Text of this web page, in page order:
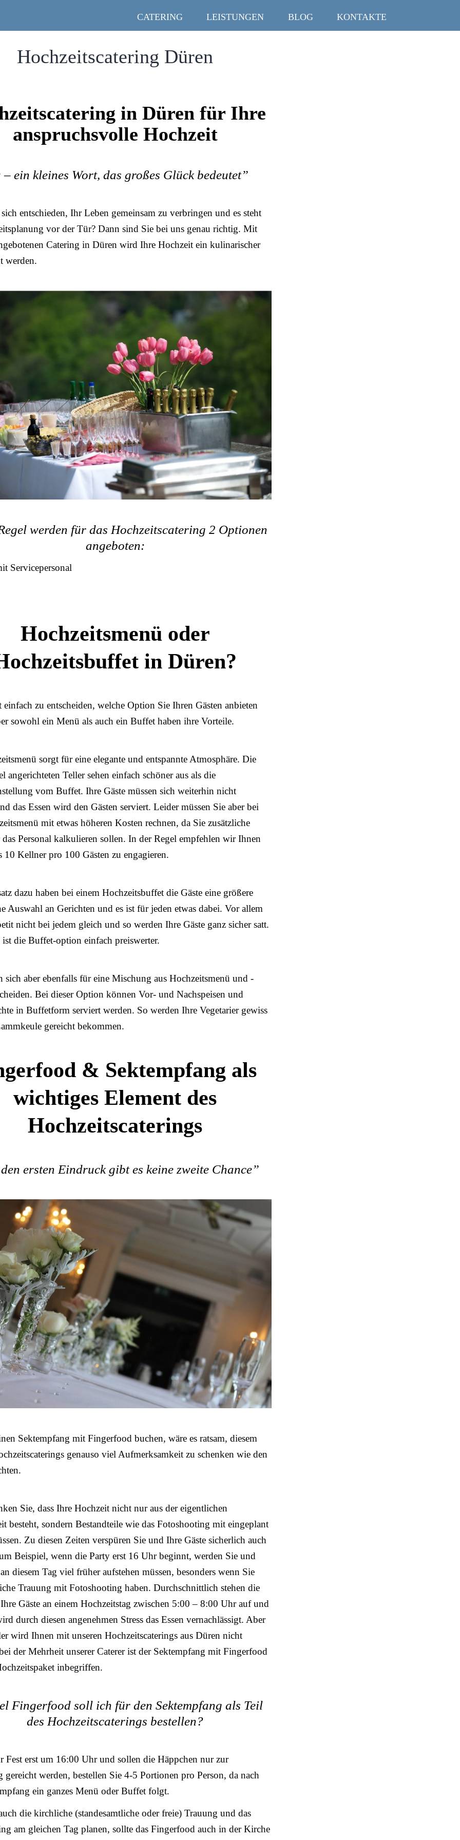
CATERING LEISTUNGEN BLOG KONTAKTE
Hochzeitscatering Düren
in Düren für Ihre
anspruchsvolle Hochzeit
– ein kleines Wort, das großes Glück bedeutet”
entschieden, Ihr Leben gemeinsam zu verbringen und es steht
vor der Tür? Dann sind Sie bei uns genau richtig. Mit
Catering in Düren wird Ihre Hochzeit ein kulinarischer
werden.
werden für das Hochzeitscatering 2 Optionen
angeboten:
Servicepersonal
Hochzeitsmenü oder
in Düren?
einfach zu entscheiden, welche Option Sie Ihren Gästen anbieten
sowohl ein Menü als auch ein Buffet haben ihre Vorteile.
sorgt für eine elegante und entspannte Atmosphäre. Die
angerichteten Teller sehen einfach schöner aus als die
vom Buffet. Ihre Gäste müssen sich weiterhin nicht
das Essen wird den Gästen serviert. Leider müssen Sie aber bei
mit etwas höheren Kosten rechnen, da Sie zusätzliche
Personal kalkulieren sollen. In der Regel empfehlen wir Ihnen
10 Kellner pro 100 Gästen zu engagieren.
dazu haben bei einem Hochzeitsbuffet die Gäste eine größere
Auswahl an Gerichten und es ist für jeden etwas dabei. Vor allem
nicht bei jedem gleich und so werden Ihre Gäste ganz sicher satt.
die Buffet-option einfach preiswerter.
sich aber ebenfalls für eine Mischung aus Hochzeitsmenü und -
Bei dieser Option können Vor- und Nachspeisen und
in Buffetform serviert werden. So werden Ihre Vegetarier gewiss
gereicht bekommen.
& Sektempfang als
wichtiges Element des
Hochzeitscaterings
ersten Eindruck gibt es keine zweite Chance”
Sektempfang mit Fingerfood buchen, wäre es ratsam, diesem
genauso viel Aufmerksamkeit zu schenken wie den
Sie, dass Ihre Hochzeit nicht nur aus der eigentlichen
besteht, sondern Bestandteile wie das Fotoshooting mit eingeplant
Zu diesen Zeiten verspüren Sie und Ihre Gäste sicherlich auch
Beispiel, wenn die Party erst 16 Uhr beginnt, werden Sie und
diesem Tag viel früher aufstehen müssen, besonders wenn Sie
Trauung mit Fotoshooting haben. Durchschnittlich stehen die
Gäste an einem Hochzeitstag zwischen 5:00 – 8:00 Uhr auf und
durch diesen angenehmen Stress das Essen vernachlässigt. Aber
wird Ihnen mit unseren Hochzeitscaterings aus Düren nicht
der Mehrheit unserer Caterer ist der Sektempfang mit Fingerfood
inbegriffen.
Fingerfood soll ich für den Sektempfang als Teil
des Hochzeitscaterings bestellen?
Fest erst um 16:00 Uhr und sollen die Häppchen nur zur
gereicht werden, bestellen Sie 4-5 Portionen pro Person, da nach
ein ganzes Menü oder Buffet folgt.
die kirchliche (standesamtliche oder freie) Trauung und das
am gleichen Tag planen, sollte das Fingerfood auch in der Kirche